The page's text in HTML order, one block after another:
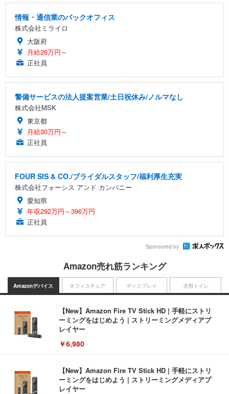
情報・通信業のバックオフィス
株式会社ミライロ
大阪府
月給26万円～
正社員
警備サービスの法人提案営業/土日祝休み/ノルマなし
株式会社MSK
東京都
月給30万円～
正社員
FOUR SIS & CO./ブライダルスタッフ/福利厚生充実
株式会社フォーシス アンド カンパニー
愛知県
年収292万円～396万円
正社員
Sponsored by
Amazon売れ筋ランキング
Amazonデバイス
【New】Amazon Fire TV Stick HD | 手軽にストリ
ーミングをはじめよう | ストリーミングメディアプ
レイヤー
￥6,980
【New】Amazon Fire TV Stick HD | 手軽にストリ
ーミングをはじめよう | ストリーミングメディアプ
レイヤー
オフィスチェア ディスプレイ 犬用トイレ